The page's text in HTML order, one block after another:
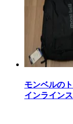
モンベルの
インライン